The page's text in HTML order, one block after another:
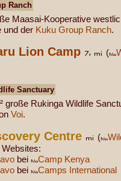
Ranch
Maasai-Kooperative
und der Kuku Group Ranch.
Lion Camp (
Sanctuary
große Rukinga Wildlife
Voi.
Centre (
bei
Camp Kenya
bei Camps International